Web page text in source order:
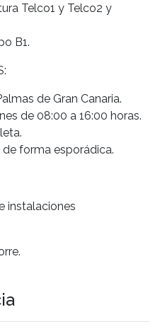
Telco1 y Telco2 y
B1.
de Gran Canaria.
de 08:00 a 16:00 horas.
de forma esporádica.
instalaciones